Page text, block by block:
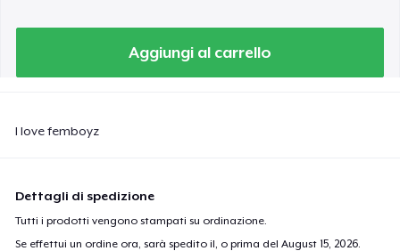
Aggiungi al carrello
I love femboyz
Dettagli di spedizione
Tutti i prodotti vengono stampati su ordinazione.
Se effettui un ordine ora, sarà spedito il, o prima delAugust 15, 2026